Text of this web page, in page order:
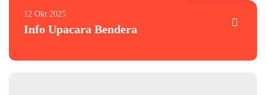
12 Okt 2025
Info Upacara Bendera